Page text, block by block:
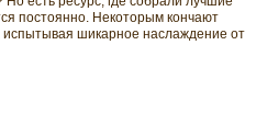
постоянно. Некоторым кончают
испытывая шикарное наслаждение от